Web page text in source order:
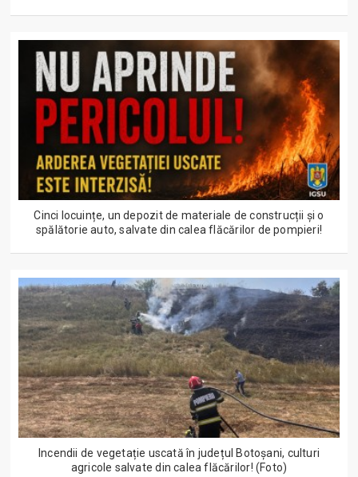
Cinci locuințe, un depozit de materiale de construcții și o
spălătorie auto, salvate din calea flăcărilor de pompieri!
Incendii de vegetație uscată în județul Botoșani, culturi
agricole salvate din calea flăcărilor! (Foto)